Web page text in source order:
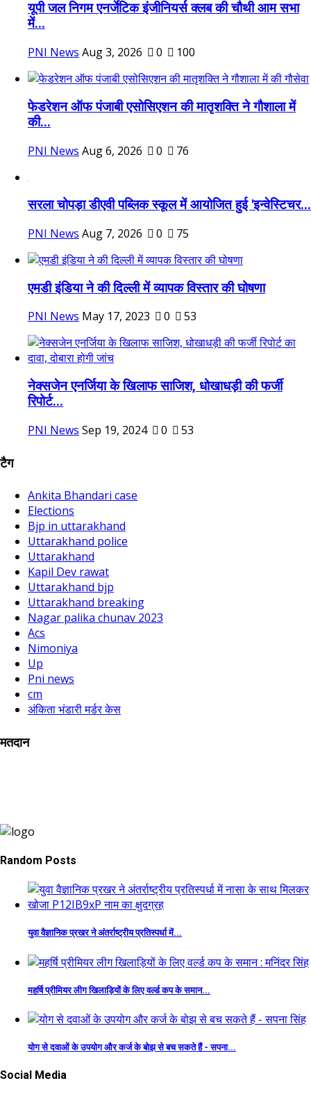
यूपी जल निगम एनर्जेटिक इंजीनियर्स क्लब की चौथी आम सभा
में...
PNI News Aug 3, 2026 0 100
फेडरेशन ऑफ पंजाबी एसोसिएशन की मातृशक्ति ने गौशाला में
की...
PNI News Aug 6, 2026 0 76
सरला चोपड़ा डीएवी पब्लिक स्कूल में आयोजित हुई 'इन्वेस्टिचर...
PNI News Aug 7, 2026 0 75
एमडी इंडिया ने की दिल्‍ली में व्‍यापक विस्‍तार की घोषणा
PNI News May 17, 2023 0 53
नेक्सजेन एनर्जिया के खिलाफ साजिश, धोखाधड़ी की फर्जी
रिपोर्ट...
PNI News Sep 19, 2024 0 53
टैग
Ankita Bhandari case
Elections
Bjp in uttarakhand
Uttarakhand police
Uttarakhand
Kapil Dev rawat
Uttarakhand bjp
Uttarakhand breaking
Nagar palika chunav 2023
Acs
Nimoniya
Up
Pni news
cm
अंकिता भंडारी मर्डर केस
मतदान
Random Posts
युवा वैज्ञानिक प्रखर ने अंतर्राष्ट्रीय प्रतिस्पर्धा में...
महर्षि प्रीमियर लीग खिलाड़ियों के लिए वर्ल्ड कप के समान...
योग से दवाओं के उपयोग और कर्ज के बोझ से बच सकते हैं - सपना...
Social Media